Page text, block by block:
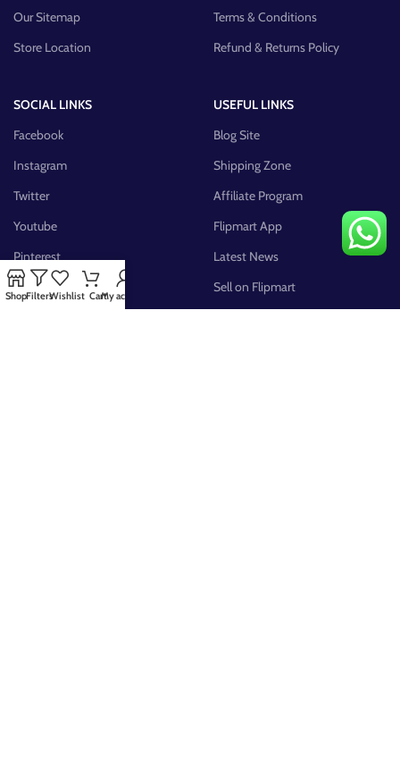
Our Sitemap
Store Location
Terms & Conditions
Refund & Returns Policy
SOCIAL LINKS
Facebook
Instagram
Twitter
Youtube
Pinterest
FB Group
USEFUL LINKS
Blog Site
Shipping Zone
Affiliate Program
Flipmart App
Latest News
Sell on Flipmart
ShopFiltersWishlist CartMy account